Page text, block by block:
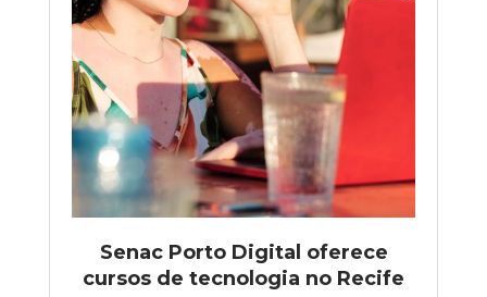
Senac Porto Digital oferece
cursos de tecnologia no Recife